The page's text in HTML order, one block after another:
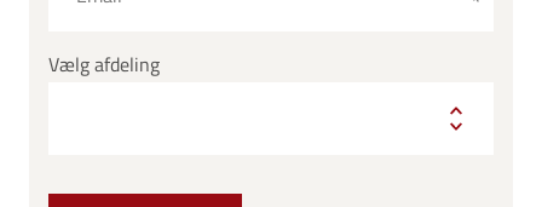
Vælg afdeling